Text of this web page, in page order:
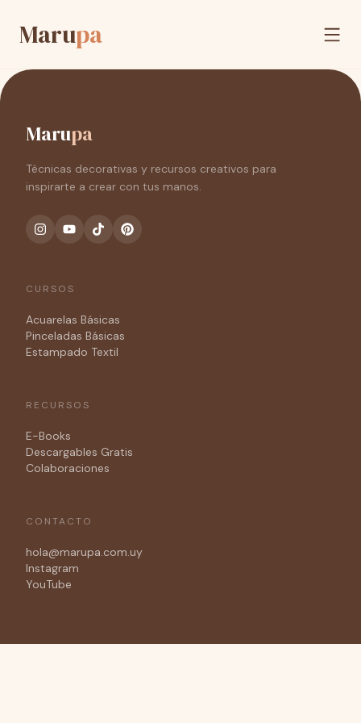
Marupa
Marupa
Técnicas decorativas y recursos creativos para
inspirarte a crear con tus manos.
CURSOS
Acuarelas Básicas
Pinceladas Básicas
Estampado Textil
RECURSOS
E-Books
Descargables Gratis
Colaboraciones
CONTACTO
hola@marupa.com.uy
Instagram
YouTube